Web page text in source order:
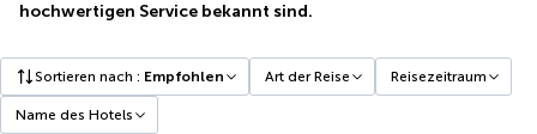
hochwertigen Service bekannt sind.
Sortieren nach : Empfohlen Art der Reise Reisezeitraum
Name des Hotels